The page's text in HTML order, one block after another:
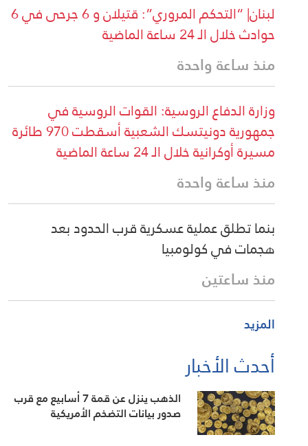
لبنان| “التحكم المروري”: قتيلان و 6 جرحى في 6
حوادث خلال الـ 24 ساعة الماضية
منذ ساعة واحدة
وزارة الدفاع الروسية: القوات الروسية في
جمهورية دونيتسك الشعبية أسقطت 970 طائرة
مسيرة أوكرانية خلال الـ 24 ساعة الماضية
منذ ساعة واحدة
بنما تطلق عملية عسكرية قرب الحدود بعد
هجمات في كولومبيا
منذ ساعتين
المزيد
أحدث الأخبار
الذهب ينزل عن قمة 7 أسابيع مع قرب
صدور بيانات التضخم الأمريكية